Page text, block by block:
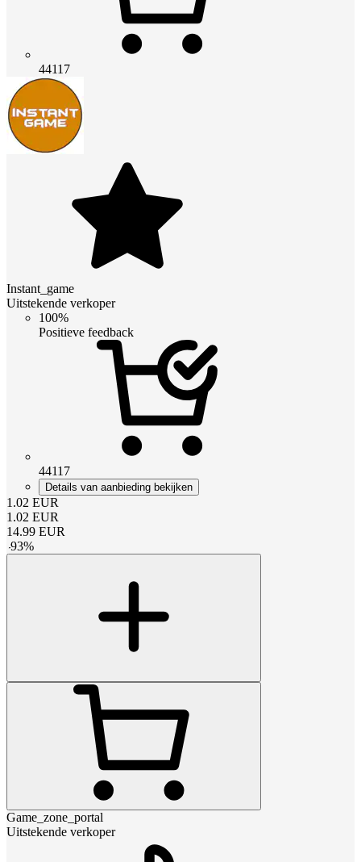
44117
Instant_game
Uitstekende verkoper
100%
Positieve feedback
44117
Details van aanbieding bekijken
1.02 EUR
1.02 EUR
14.99 EUR
-93%
Game_zone_portal
Uitstekende verkoper